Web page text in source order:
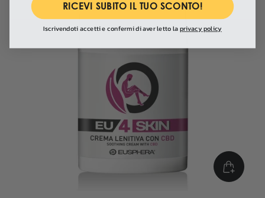
RICEVI SUBITO IL TUO SCONTO!
Iscrivendoti accetti e confermi di aver letto laprivacy policy